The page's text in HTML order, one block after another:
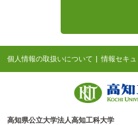
個人情報の取扱いについて 情報セキ
高知県公立大学法人高知工科大学